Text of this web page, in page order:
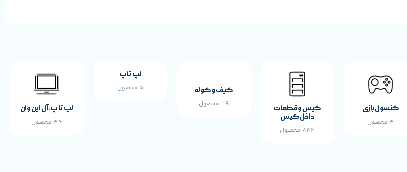
کنسول بازی
3 محصول
کیس و قطعات
داخل کیس
842 محصول
کیف و کوله
19 محصول
لپ تاپ
5 محصول
لپ تاپ،آل این وان
36 محصول